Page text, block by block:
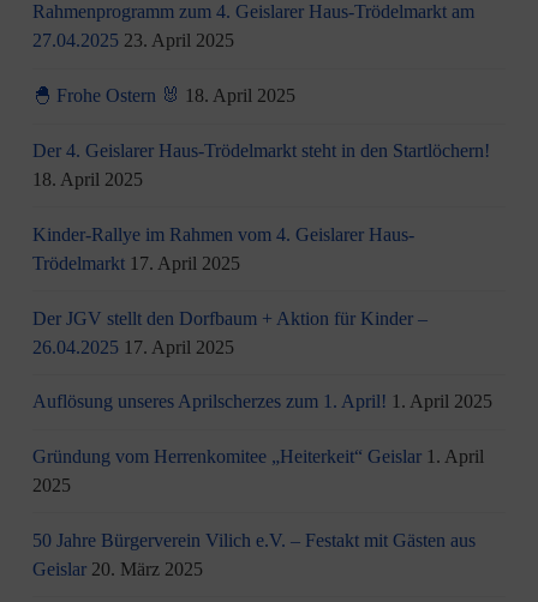
Rahmenprogramm zum 4. Geislarer Haus-Trödelmarkt am
27.04.2025 23. April 2025
🐣 Frohe Ostern 🐰 18. April 2025
Der 4. Geislarer Haus-Trödelmarkt steht in den Startlöchern!
18. April 2025
Kinder-Rallye im Rahmen vom 4. Geislarer Haus-
Trödelmarkt 17. April 2025
Der JGV stellt den Dorfbaum + Aktion für Kinder –
26.04.2025 17. April 2025
Auflösung unseres Aprilscherzes zum 1. April! 1. April 2025
Gründung vom Herrenkomitee „Heiterkeit“ Geislar 1. April
2025
50 Jahre Bürgerverein Vilich e.V. – Festakt mit Gästen aus
Geislar 20. März 2025